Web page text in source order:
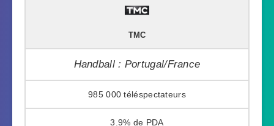
TMC
Handball : Portugal/France
985 000
3.9%